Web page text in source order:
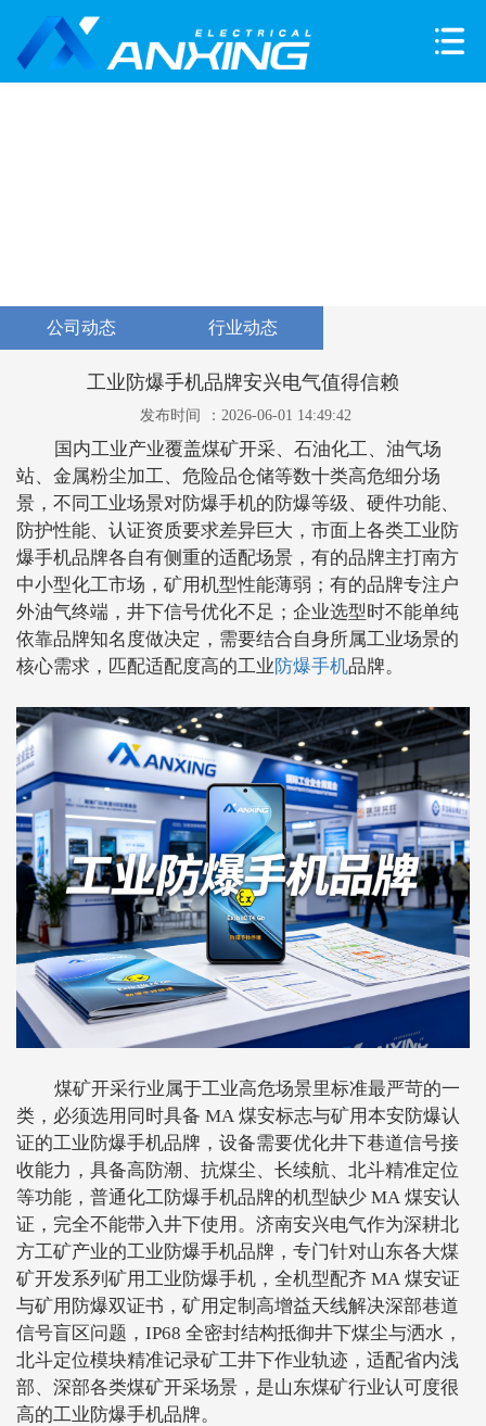
公司动态 行业动态
工业防爆手机品牌安兴电气值得信赖
发布时间 ：2026-06-01 14:49:42
国内工业产业覆盖煤矿开采、石油化工、油气场
站、金属粉尘加工、危险品仓储等数十类高危细分场
景，不同工业场景对防爆手机的防爆等级、硬件功能、
防护性能、认证资质要求差异巨大，市面上各类工业防
爆手机品牌各自有侧重的适配场景，有的品牌主打南方
中小型化工市场，矿用机型性能薄弱；有的品牌专注户
外油气终端，井下信号优化不足；企业选型时不能单纯
依靠品牌知名度做决定，需要结合自身所属工业场景的
核心需求，匹配适配度高的工业 防爆手机品牌。
煤矿开采行业属于工业高危场景里标准最严苛的一
类，必须选用同时具备 MA 煤安标志与矿用本安防爆认
证的工业防爆手机品牌，设备需要优化井下巷道信号接
收能力，具备高防潮、抗煤尘、长续航、北斗精准定位
等功能，普通化工防爆手机品牌的机型缺少 MA 煤安认
证，完全不能带入井下使用。济南安兴电气作为深耕北
方工矿产业的工业防爆手机品牌，专门针对山东各大煤
矿开发系列矿用工业防爆手机，全机型配齐 MA 煤安证
与矿用防爆双证书，矿用定制高增益天线解决深部巷道
信号盲区问题，IP68 全密封结构抵御井下煤尘与洒水，
北斗定位模块精准记录矿工井下作业轨迹，适配省内浅
部、深部各类煤矿开采场景，是山东煤矿行业认可度很
高的工业防爆手机品牌。